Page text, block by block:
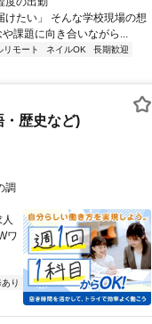
たい」 そんな学校現場の想
課題に向き合いながら...
リモート ネイルOK
長期歓迎
・歴史など)
調
ワ
り